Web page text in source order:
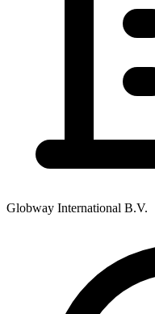
Globway International B.V.